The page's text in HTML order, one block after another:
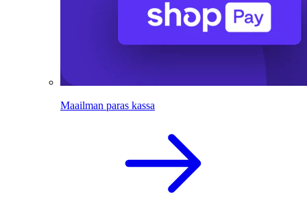
Maailman paras kassa